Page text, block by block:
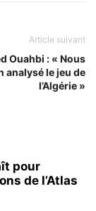
Article suivant
Ouahbi : « Nous
analysé le jeu de
l’Algérie »
pour
de l’Atlas